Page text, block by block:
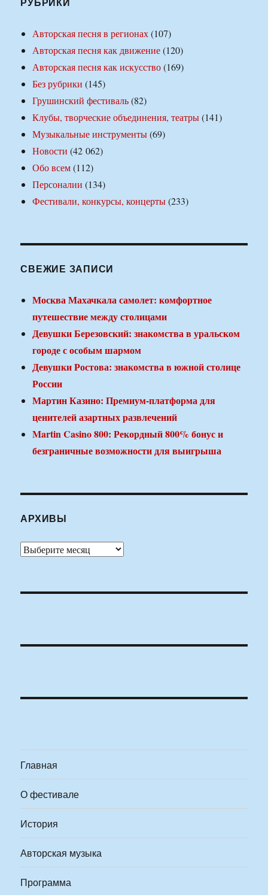
Авторская песня в регионах(107)
Авторская песня как движение(120)
Авторская песня как искусство(169)
Без рубрики (145)
Грушинский фестиваль(82)
Клубы, творческие объединения, театры(141)
Музыкальные инструменты(69)
Новости (42 062)
Обо всем(112)
Персоналии (134)
Фестивали, конкурсы, концерты(233)
СВЕЖИЕ ЗАПИСИ
Москва Махачкала самолет: комфортное
путешествие между столицами
Девушки Березовский: знакомства в уральском
городе с особым шармом
Девушки Ростова: знакомства в южной столице
России
Мартин Казино: Премиум-платформа для
ценителей азартных развлечений
Martin Casino 800: Рекордный 800% бонус и
безграничные возможности для выигрыша
АРХИВЫ
Архивы
Главная
О фестивале
История
Авторская музыка
Программа